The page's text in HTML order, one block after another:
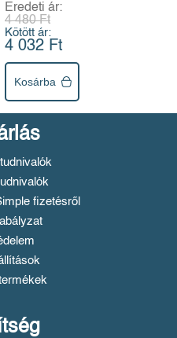
Eredeti ár:
4 480 Ft
Kötött ár:
4 032 Ft
Kosárba
fizetésről